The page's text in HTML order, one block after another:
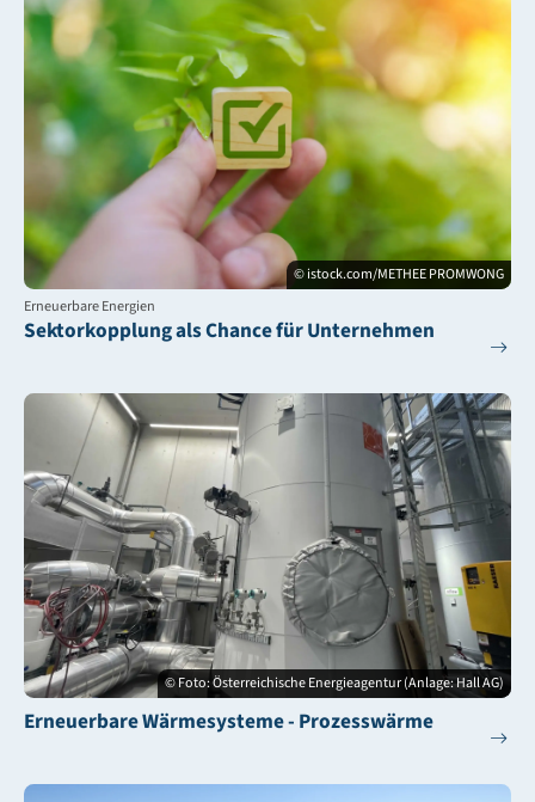
© istock.com/METHEE PROMWONG
Erneuerbare Energien
Sektorkopplung als Chance für Unternehmen
© Foto: Österreichische Energieagentur (Anlage: Hall AG)
Erneuerbare Wärmesysteme - Prozesswärme